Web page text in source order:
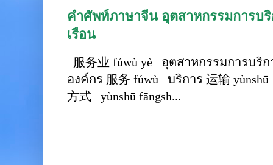
คำศัพท์ภาษาจีน อุตสาหกรรมการบ
เรือน
服务业 fúwù yè อุตสาหกรรมการบริ
องค์กร 服务 fúwù บริการ 运输
方式 yùnshū fāngsh...